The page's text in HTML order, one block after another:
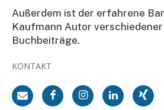
Außerdem ist der erfahrene
Kaufmann Autor
Buchbeiträge.
KONTAKT